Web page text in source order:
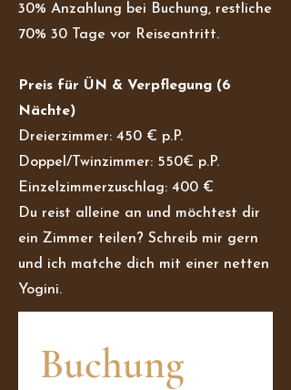
30% Anzahlung bei Buchung, restliche
70% 30 Tage vor Reiseantritt.
Preis für ÜN & Verpflegung (6
Nächte)
Dreierzimmer: 450 € p.P.
Doppel/Twinzimmer: 550€ p.P.
Einzelzimmerzuschlag: 400 €
Du reist alleine an und möchtest dir
ein Zimmer teilen? Schreib mir gern
und ich matche dich mit einer netten
Yogini.
Buchung